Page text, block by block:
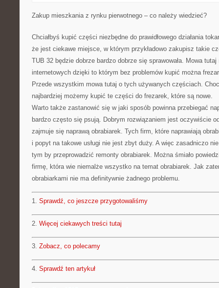
Zakup mieszkania z rynku pierwotnego – co należy wiedzieć?
Chciałbyś kupić części niezbędne do prawidłowego działania
że jest ciekawe miejsce, w którym przykładowo zakupisz takie
TUB 32 będzie dobrze bardzo dobrze się sprawowała. Mowa
internetowych dzięki to którym bez problemów kupić można
Przede wszystkim mowa tutaj o tych używanych częściach.
najbardziej możemy kupić te części do frezarek, które są nowe.
Warto także zastanowić się w jaki sposób powinna przebiegać
bardzo często się psują. Dobrym rozwiązaniem jest oczywiście
zajmuje się naprawą obrabiarek. Tych firm, które naprawiają
i popyt na takowe usługi nie jest zbyt duży. A więc zasadniczo
tym by przeprowadzić remonty obrabiarek. Można śmiało
firmę, która wie niemalże wszystko na temat obrabiarek. Jak
obrabiarkami nie ma definitywnie żadnego problemu.
1. Sprawdź, co jeszcze przygotowaliśmy
2. Więcej ciekawych treści tutaj
3. Zobacz, co polecamy
4. Sprawdź ten artykuł